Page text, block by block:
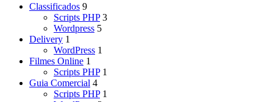
Classificados 9
Scripts PHP 3
Wordpress 5
Delivery 1
WordPress 1
Filmes Online 1
Scripts PHP 1
Guia Comercial 4
Scripts PHP 1